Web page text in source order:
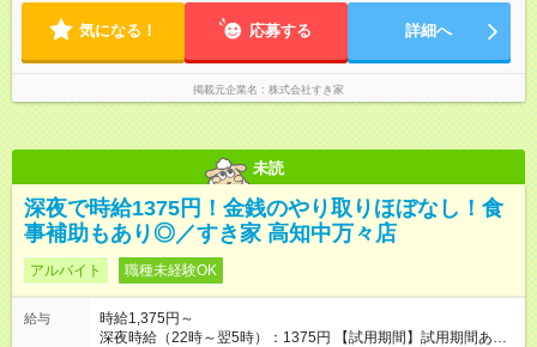
気になる！ 応募する 詳細へ
掲載元企業名 株式会社すき家
未読
深夜で時給1375円！金銭のやり取りほぼなし！食
事補助もあり◎／すき家 高知中万々店
アルバイト 職種未経験OK
給与
時給1,375円～
深夜時給（22時～翌5時）：1375円 【試用期間】試用期間あり